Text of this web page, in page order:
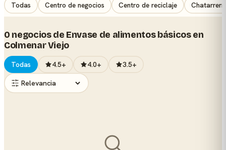
Todas Centro de negocios Centro de reciclaje
0 negocios de Envase de alimentos básicos en
Colmenar Viejo
Todas 4.5+ 4.0+ 3.5+